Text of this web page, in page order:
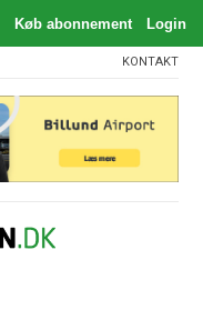
KONTAKT